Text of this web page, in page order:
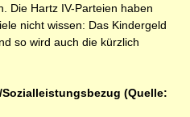
Die Hartz IV-Parteien haben
nicht wissen: Das Kindergeld
so wird auch die kürzlich
(Quelle: